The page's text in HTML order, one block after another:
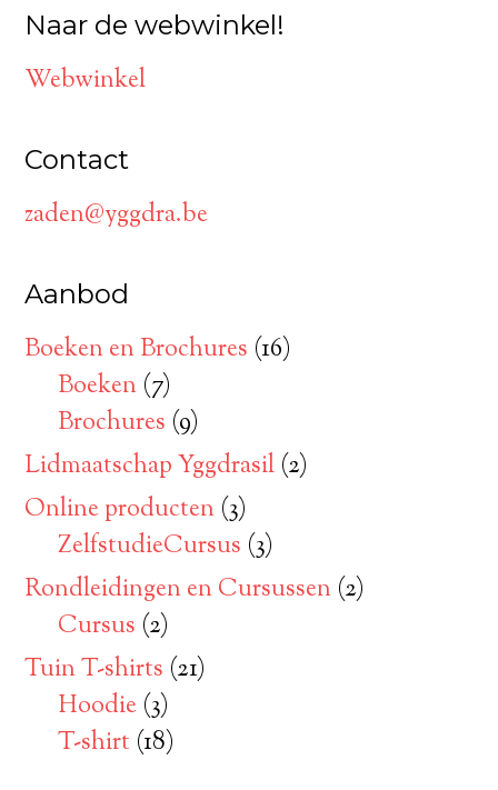
Naar de webwinkel!
Webwinkel
Contact
zaden@yggdra.be
Aanbod
Boeken en Brochures (16)
Boeken (7)
Brochures (9)
Lidmaatschap Yggdrasil (2)
Online producten (3)
ZelfstudieCursus (3)
Rondleidingen en Cursussen (2)
Cursus (2)
Tuin T-shirts (21)
Hoodie (3)
T-shirt (18)